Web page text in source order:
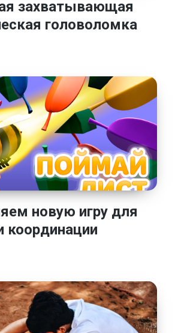
захватывающая
головоломка
новую игру для
координации